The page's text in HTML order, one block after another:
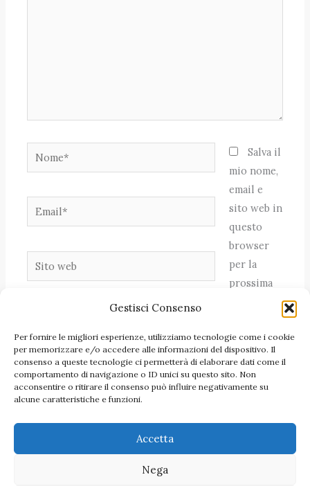
Gestisci Consenso
Per fornire le migliori esperienze, utilizziamo tecnologie come i cookie
per memorizzare e/o accedere alle informazioni del dispositivo. Il
consenso a queste tecnologie ci permetterà di elaborare dati come il
comportamento di navigazione o ID unici su questo sito. Non
acconsentire o ritirare il consenso può influire negativamente su
alcune caratteristiche e funzioni.
Accetta
Nega
Nome*
Email*
Sito
web
Salva il
mio nome,
email e
sito web in
questo
browser
per la
prossima